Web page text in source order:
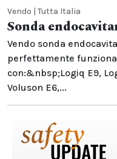
Vendo | Tutta Italia
Sonda
Vendo sonda
perfettamente
con:&nbsp;Logiq E9,
Voluson E6,...